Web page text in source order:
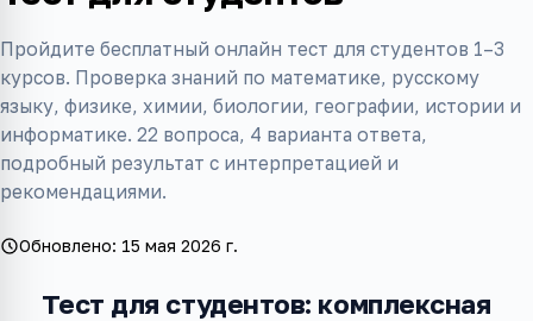
Пройдите бесплатный онлайн тест для студентов 1–3
курсов. Проверка знаний по математике, русскому
языку, физике, химии, биологии, географии, истории и
информатике. 22 вопроса, 4 варианта ответа,
подробный результат с интерпретацией и
рекомендациями.
Обновлено: 15 мая 2026 г.
Тест для студентов: комплексная